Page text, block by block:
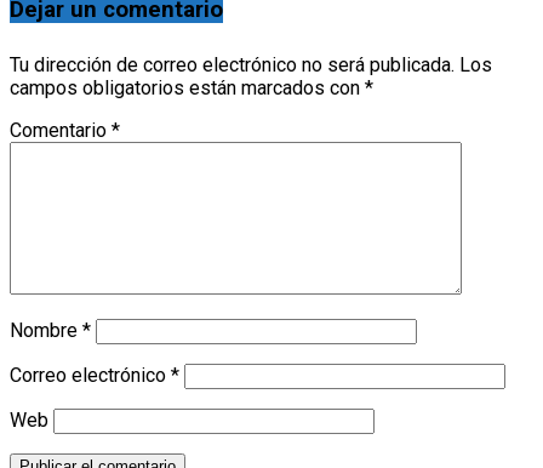
Dejar un comentario
Tu dirección de correo electrónico no será publicada. Los
campos obligatorios están marcados con *
Comentario *
Nombre *
Correo electrónico *
Web